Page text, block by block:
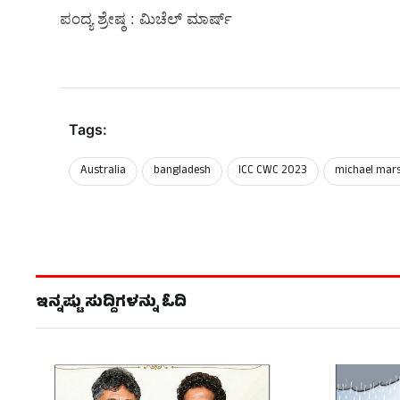
ಪಂದ್ಯ ಶ್ರೇಷ್ಠ : ಮಿಚೆಲ್‌ ಮಾರ್ಷ್‌
Tags:
Australia bangladesh ICC CWC 2023 michael
ಇನ್ನಷ್ಟು ಸುದ್ದಿಗಳನ್ನು ಓದಿ